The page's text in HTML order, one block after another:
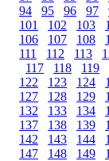
94
95 96 97
101
102 103
106
107 108
111
112 113
117
118 119
122
123 124
127
128 129
132
133 134
137
138 139
142
143 144
147
148 149